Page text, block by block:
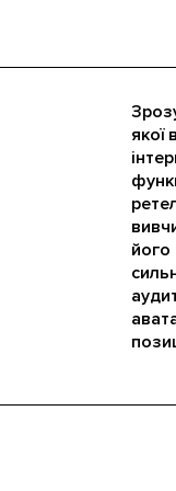
якої
його